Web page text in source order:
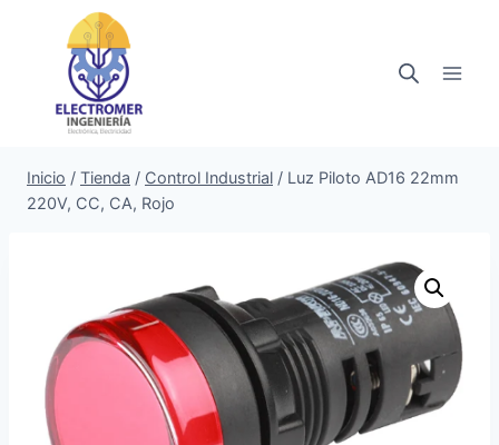
contenido
Inicio / Tienda / Control Industrial / Luz Piloto AD16 22mm
220V, CC, CA, Rojo